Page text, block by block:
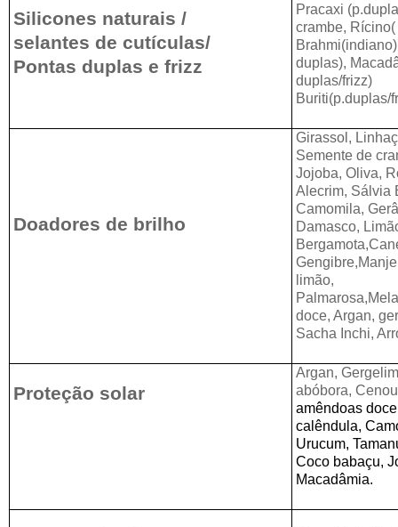
Silicones naturais /
selantes de cutículas/
Pontas duplas e frizz
Pracaxi
crambe,
duplas),
duplas/frizz)
Buriti(p.duplas/
Doadores de brilho
Girassol,
Semente de
Jojoba, Oliva,
Alecrim, Sálvia
Camomila,
Damasco,
limão,
doce, Argan,
Sacha Inchi,
Proteção solar
Argan,
abóbora,
amêndoas
calêndula,
Urucum,
Coco babaçu,
Macadâmia.